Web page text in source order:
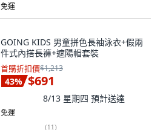
免運
GOING KIDS 男童拼色長袖泳衣+假兩
件式內搭長褲+遮陽帽套裝
首購折扣價$1,213
43% $691
8/13 星期四 預計送達
免運
(11)